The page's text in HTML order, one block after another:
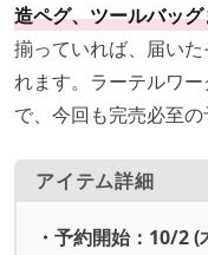
造ペグ、ツールバッ
揃っていれば、届い
れます。ラーテルワ
で、今回も完売必至
アイテム詳細
・予約開始：10/2